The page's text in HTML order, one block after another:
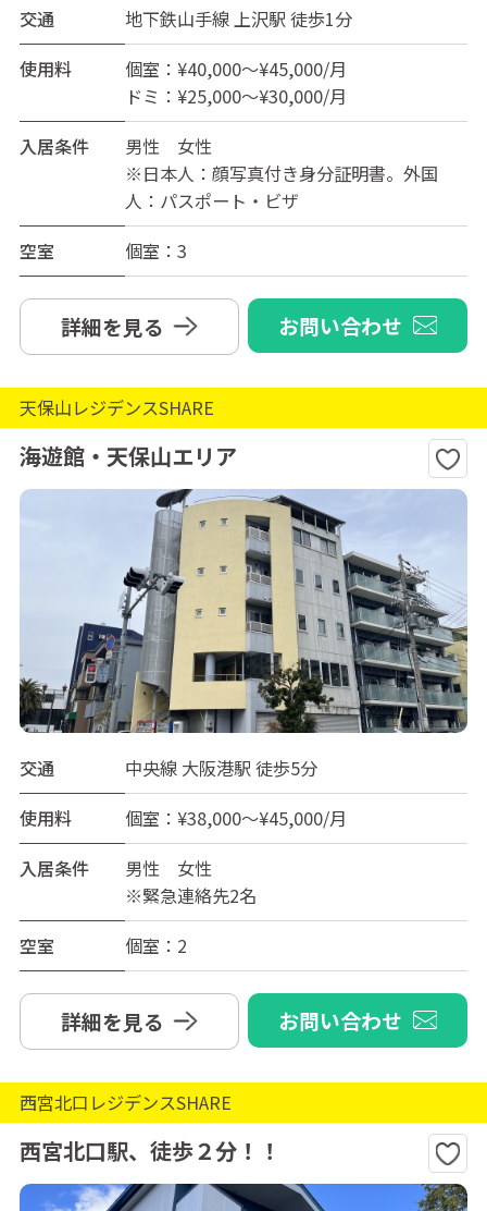
交通
地下鉄山手線 上沢駅 徒歩1分
使用料
個室：¥40,000～¥45,000/月
ドミ：¥25,000～¥30,000/月
入居条件
男性 女性
※日本人：顔写真付き身分証明書。外国
人：パスポート・ビザ
空室
個室：3
詳細を見る お問い合わせ
天保山レジデンスSHARE
海遊館・天保山エリア
交通
中央線 大阪港駅 徒歩5分
使用料
個室：¥38,000～¥45,000/月
入居条件
男性 女性
※緊急連絡先2名
空室
個室：2
詳細を見る お問い合わせ
西宮北口レジデンスSHARE
西宮北口駅、徒歩２分！！